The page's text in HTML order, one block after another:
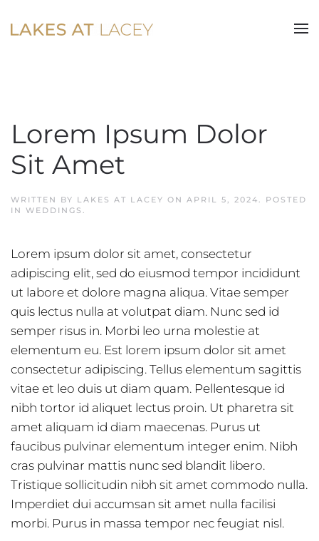
Skip to main content
Lorem Ipsum Dolor
Sit Amet
WRITTEN BY LAKES AT LACEY ON APRIL 5, 2024. POSTED
IN WEDDINGS .
Lorem ipsum dolor sit amet, consectetur
adipiscing elit, sed do eiusmod tempor incididunt
ut labore et dolore magna aliqua. Vitae semper
quis lectus nulla at volutpat diam. Nunc sed id
semper risus in. Morbi leo urna molestie at
elementum eu. Est lorem ipsum dolor sit amet
consectetur adipiscing. Tellus elementum sagittis
vitae et leo duis ut diam quam. Pellentesque id
nibh tortor id aliquet lectus proin. Ut pharetra sit
amet aliquam id diam maecenas. Purus ut
faucibus pulvinar elementum integer enim. Nibh
cras pulvinar mattis nunc sed blandit libero.
Tristique sollicitudin nibh sit amet commodo nulla.
Imperdiet dui accumsan sit amet nulla facilisi
morbi. Purus in massa tempor nec feugiat nisl.